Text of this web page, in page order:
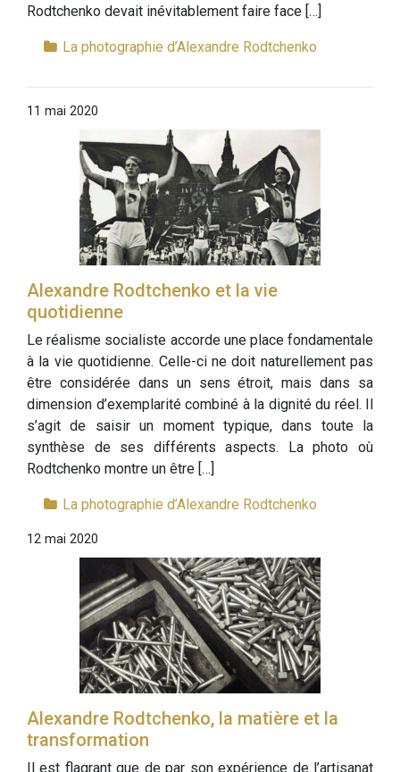
Rodtchenko devait inévitablement faire face […]
La photographie d’Alexandre Rodtchenko
11 mai 2020
Alexandre Rodtchenko et la vie
quotidienne
Le réalisme socialiste accorde une place fondamentale
à la vie quotidienne. Celle-ci ne doit naturellement pas
être considérée dans un sens étroit, mais dans sa
dimension d’exemplarité combiné à la dignité du réel. Il
s’agit de saisir un moment typique, dans toute la
synthèse de ses différents aspects. La photo où
Rodtchenko montre un être […]
La photographie d’Alexandre Rodtchenko
12 mai 2020
Alexandre Rodtchenko, la matière et la
transformation
Il est flagrant que de par son expérience de l’artisanat